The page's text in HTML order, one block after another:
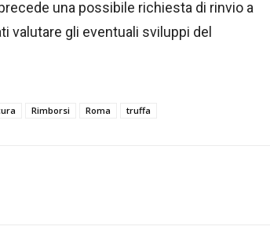
una possibile richiesta di rinvio a
valutare gli eventuali sviluppi del
Rimborsi Roma truffa